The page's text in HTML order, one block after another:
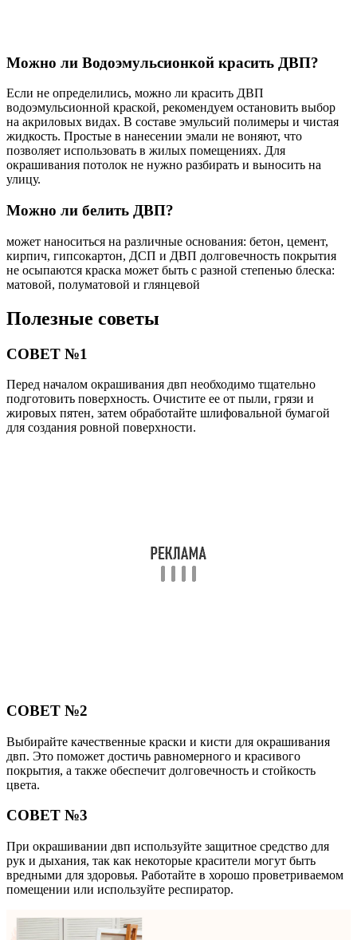
Можно ли Водоэмульсионкой красить ДВП?
Если не определились, можно ли красить ДВП
водоэмульсионной краской, рекомендуем остановить выбор
на акриловых видах. В составе эмульсий полимеры и чистая
жидкость. Простые в нанесении эмали не воняют, что
позволяет использовать в жилых помещениях. Для
окрашивания потолок не нужно разбирать и выносить на
улицу.
Можно ли белить ДВП?
может наноситься на различные основания: бетон, цемент,
кирпич, гипсокартон, ДСП и ДВП долговечность покрытия
не осыпаются краска может быть с разной степенью блеска:
матовой, полуматовой и глянцевой
Полезные советы
СОВЕТ №1
Перед началом окрашивания двп необходимо тщательно
подготовить поверхность. Очистите ее от пыли, грязи и
жировых пятен, затем обработайте шлифовальной бумагой
для создания ровной поверхности.
СОВЕТ №2
Выбирайте качественные краски и кисти для окрашивания
двп. Это поможет достичь равномерного и красивого
покрытия, а также обеспечит долговечность и стойкость
цвета.
СОВЕТ №3
При окрашивании двп используйте защитное средство для
рук и дыхания, так как некоторые красители могут быть
вредными для здоровья. Работайте в хорошо проветриваемом
помещении или используйте респиратор.